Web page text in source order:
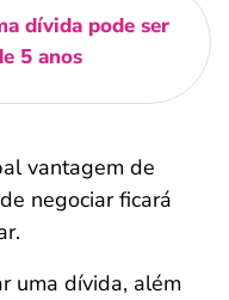
dívida pode ser
5 anos
vantagem de
negociar ficará
uma dívida, além